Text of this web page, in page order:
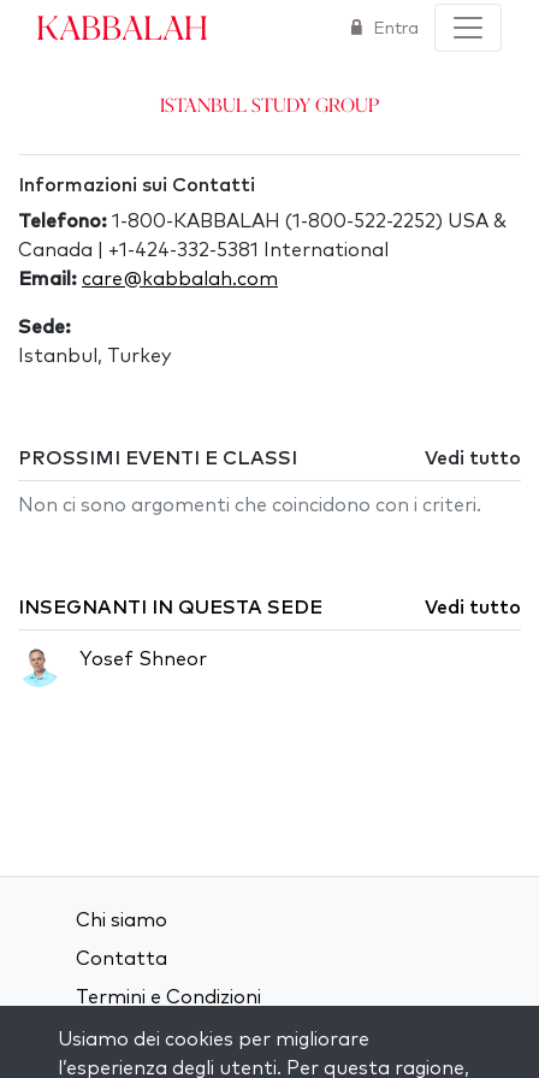
Kabbalah Entra
Istanbul Study Group
Informazioni sui Contatti
Telefono: 1-800-KABBALAH (1-800-522-2252) USA &
Canada | +1-424-332-5381 International
Email: care@kabbalah.com
Sede:
Istanbul, Turkey
PROSSIMI EVENTI E CLASSI Vedi tutto
Non ci sono argomenti che coincidono con i criteri.
INSEGNANTI IN QUESTA SEDE Vedi tutto
Yosef Shneor
Chi siamo
Contatta
Termini e Condizioni
Privacy Policy
Usiamo dei cookies per migliorare
l’esperienza degli utenti. Per questa ragione,